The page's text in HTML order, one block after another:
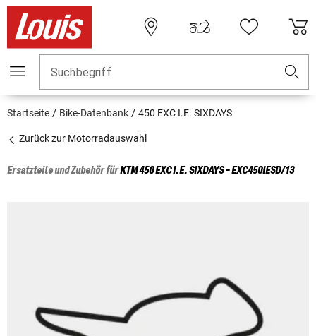
Suchbegriff
Startseite Bike-Datenbank 450 EXC I.E. SIXDAYS
Zurück zur Motorradauswahl
Ersatzteile und Zubehör fürKTM450 EXC I.E. SIXDAYS - EXC450IESD/13